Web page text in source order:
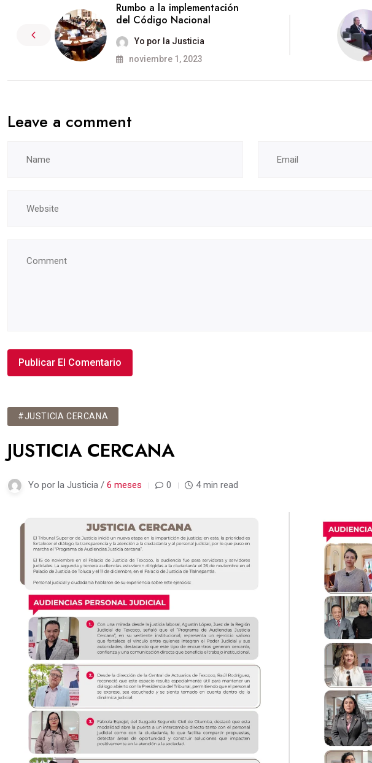
Rumbo a la implementación
del Código Nacional
Yo por la Justicia
noviembre 1, 2023
Leave a comment
#JUSTICIA CERCANA
JUSTICIA CERCANA
Yo por la Justicia / 6 meses 0 4 min read